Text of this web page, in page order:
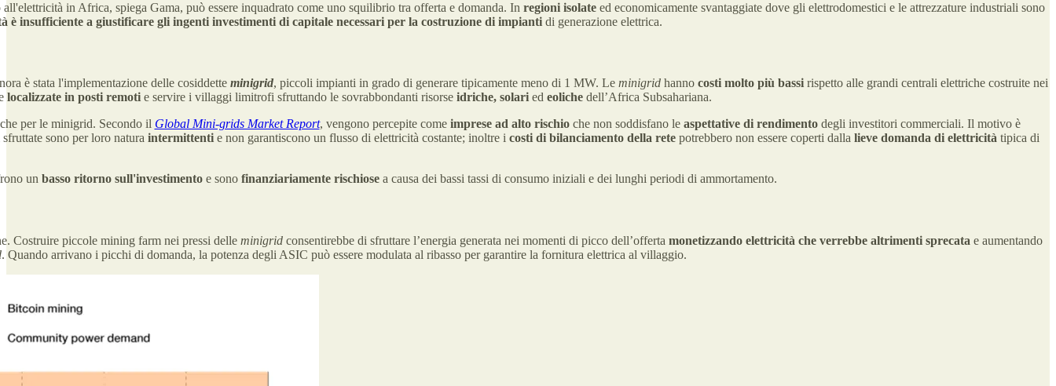
in Africa, spiega Gama, può essere inquadrato come uno squilibrio tra offerta e domanda. In regioni isolateed economicamente svantaggiate dove gli elettrodomestici e le attrezzature industriali sono
è insufficiente a giustificare gli ingenti investimenti di capitale necessari per la costruzione di impiantidi generazione elettrica.
è stata l'implementazione delle cosiddette minigrid, piccoli impianti in grado di generare tipicamente meno di 1 MW. Le minigridhanno costi molto più bassirispetto alle grandi centrali elettriche costruite nei
localizzate in posti remoti e servire i villaggi limitrofi sfruttando le sovrabbondanti risorse idriche, solari ed eolichedell’Africa Subsahariana.
per le minigrid. Secondo il Global Mini-grids Market Report, vengono percepite come imprese ad alto rischioche non soddisfano le aspettative di rendimentodegli investitori commerciali. Il motivo è
sono per loro natura intermittentie non garantiscono un flusso di elettricità costante; inoltre i costi di bilanciamento della retepotrebbero non essere coperti dalla lieve domanda di elettricità tipica di
un basso ritorno sull'investimentoe sono finanziariamente rischiosea causa dei bassi tassi di consumo iniziali e dei lunghi periodi di ammortamento.
Costruire piccole mining farm nei pressi delle minigridconsentirebbe di sfruttare l’energia generata nei momenti di picco dell’offerta monetizzando elettricità che verrebbe altrimenti sprecata e aumentando
. Quando arrivano i picchi di domanda, la potenza degli ASIC può essere modulata al ribasso per garantire la fornitura elettrica al villaggio.